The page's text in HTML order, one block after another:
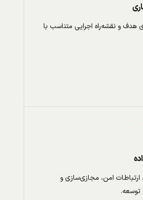
هدف و نقشه‌راه اجرایی متناسب با
ارتباطات امن، مجازی‌سازی و
توسعه.